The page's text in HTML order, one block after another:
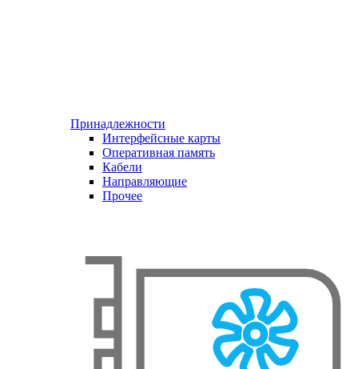
Принадлежности
Интерфейсные карты
Оперативная память
Кабели
Направляющие
Прочее